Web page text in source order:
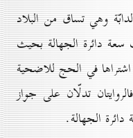
وهي تساق من البلاد
سعة دائرة الجهالة بحيث
في الحج للاضحية
تدلّان على جواز
الجهالة.